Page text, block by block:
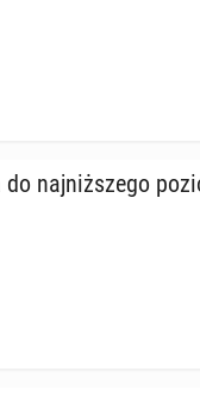
naj­niż­sze­go